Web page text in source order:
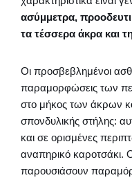
ασύμμετρα,
τα τέσσερα άκρα και
Οι προσβεβλημένοι
παραμορφώσεις των
στο μήκος των άκρων
σπονδυλικής στήλης:
και σε ορισμένες
αναπηρικό καροτσάκι.
παρουσιάσουν